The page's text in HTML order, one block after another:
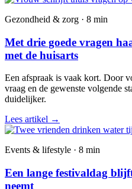
Gezondheid & zorg · 8 min
Met drie goede vragen
met de huisarts
Een afspraak is vaak kort. Door
vraag en de gewenste volgende
duidelijker.
Lees artikel →
Events & lifestyle · 8 min
Een lange festivaldag
neemt